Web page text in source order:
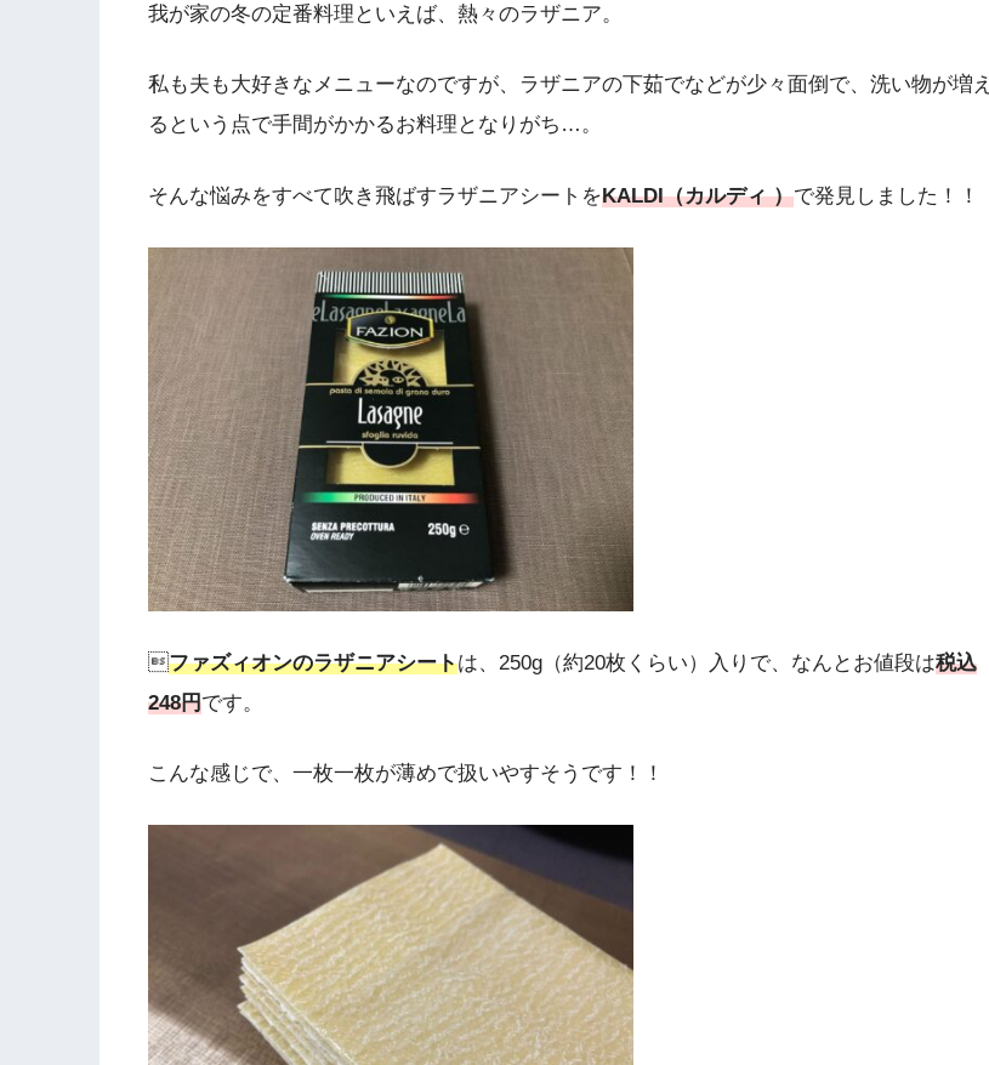
我が家の冬の定番料理といえば、熱々のラザニア。
私も夫も大好きなメニューなのですが、ラザニアの下茹でなどが少々面倒で、洗い物が増え
るという点で手間がかかるお料理となりがち…。
そんな悩みをすべて吹き飛ばすラザニアシートをKALDI（カルディ ）で発見しました！！
ファズィオンのラザニアシートは、250g（約20枚くらい）入りで、なんとお値段は税込
248円です。
こんな感じで、一枚一枚が薄めで扱いやすそうです！！